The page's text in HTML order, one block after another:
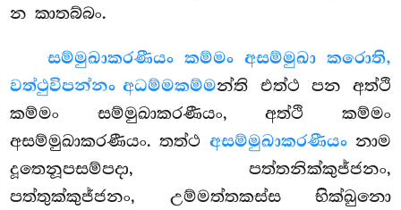
න කාතබ්බං.
සම්මුඛාකරණීයං කම්මං අසම්මුඛා කරොති,
වත්ථුවිපන්නං අධම්මකම්මන්ති එත්ථ පන අත්ථි
කම්මං සම්මුඛාකරණීයං, අත්ථි කම්මං
අසම්මුඛාකරණීයං. තත්ථ අසම්මුඛාකරණීයංනාම
දූතෙනූපසම්පදා, පත්තනික්කුජ්ජනං,
පත්තුක්කුජ්ජනං, උම්මත්තකස්ස භික්ඛුනො